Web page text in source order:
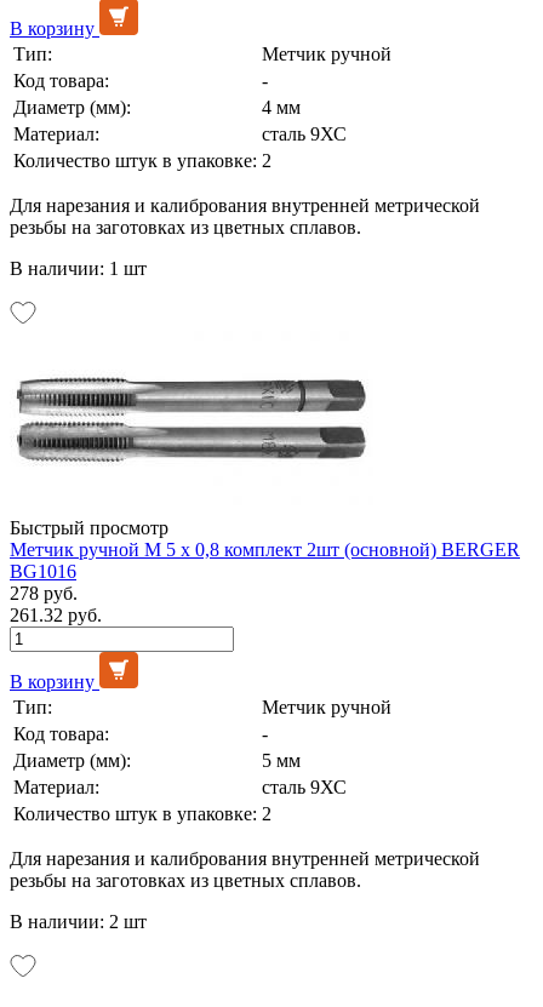
В корзину
Тип:
Метчик ручной
Код товара:
-
Диаметр (мм):
4 мм
Материал:
сталь 9ХС
Количество штук в упаковке: 2
Для нарезания и калибрования внутренней метрической
резьбы на заготовках из цветных сплавов.
В наличии: 1 шт
Быстрый просмотр
Метчик ручной М 5 х 0,8 комплект 2шт (основной) BERGER
BG1016
278 руб.
261.32 руб.
В корзину
Тип:
Метчик ручной
Код товара:
-
Диаметр (мм):
5 мм
Материал:
сталь 9ХС
Количество штук в упаковке: 2
Для нарезания и калибрования внутренней метрической
резьбы на заготовках из цветных сплавов.
В наличии: 2 шт